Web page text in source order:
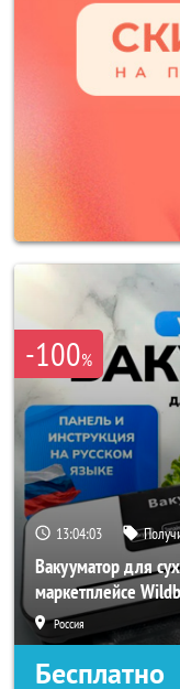
-100%
13:04:01
Вакууматор для
маркетплейсе
Россия
Бесплатно